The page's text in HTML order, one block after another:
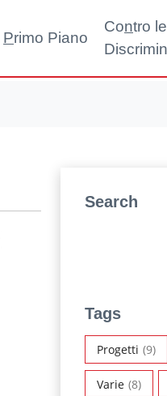
Primo Piano
Contro le
Search
Tags
Progetti (9)
Varie (8)